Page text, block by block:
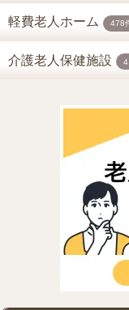
軽費老人ホーム 478
介護老人保健施設